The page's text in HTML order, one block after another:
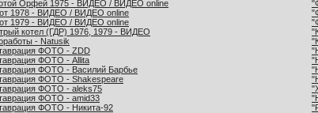
Орфей 1975 - ВИДЕО / ВИДЕО online
1978 - ВИДЕО / ВИДЕО online
1979 - ВИДЕО / ВИДЕО online
котел (ГДР) 1976, 1979 - ВИДЕО
- Natusik
ФОТО - ZDD
ФОТО - Allita
ФОТО - Василий Барбье
ФОТО - Shakespeare
ФОТО - aleks75
ФОТО - amid33
ФОТО - Никита-92